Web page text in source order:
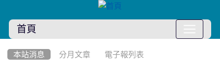
首頁
本站消息 分月文章 電子報列表